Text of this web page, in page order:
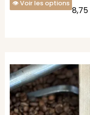
Voir les options
8,75